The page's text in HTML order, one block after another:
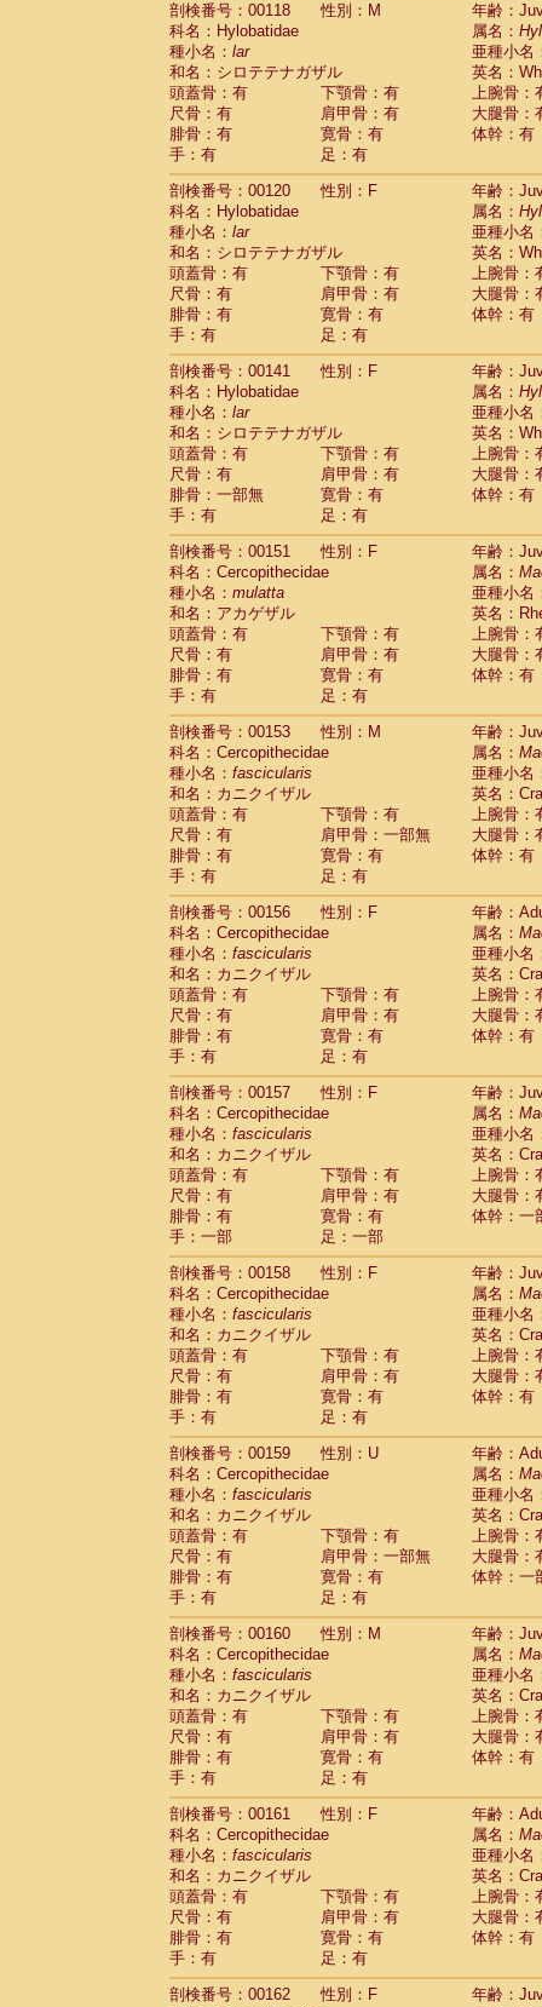
剖検番号：00118
性別：M
年齢：
科名：Hylobatidae
属名：
種小名： lar
亜種小名
和名：シロテテナガザル
英名：
頭蓋骨：有
下顎骨：有
上腕骨：
尺骨：有
肩甲骨：有
大腿骨：
腓骨：有
寛骨：有
体幹：有
手：有
足：有
剖検番号：00120
性別：F
年齢：
科名：Hylobatidae
属名：
種小名： lar
亜種小名
和名：シロテテナガザル
英名：
頭蓋骨：有
下顎骨：有
上腕骨：
尺骨：有
肩甲骨：有
大腿骨：
腓骨：有
寛骨：有
体幹：有
手：有
足：有
剖検番号：00141
性別：F
年齢：
科名：Hylobatidae
属名：
種小名： lar
亜種小名
和名：シロテテナガザル
英名：
頭蓋骨：有
下顎骨：有
上腕骨：
尺骨：有
肩甲骨：有
大腿骨：
腓骨：一部無
寛骨：有
体幹：有
手：有
足：有
剖検番号：00151
性別：F
年齢：
科名：Cercopithecidae
属名：
種小名： mulatta
亜種小名
和名：アカゲザル
英名：
頭蓋骨：有
下顎骨：有
上腕骨：
尺骨：有
肩甲骨：有
大腿骨：
腓骨：有
寛骨：有
体幹：有
手：有
足：有
剖検番号：00153
性別：M
年齢：
科名：Cercopithecidae
属名：
種小名： fascicularis
亜種小名
和名：カニクイザル
英名：
頭蓋骨：有
下顎骨：有
上腕骨：
尺骨：有
肩甲骨：一部無
大腿骨：
腓骨：有
寛骨：有
体幹：有
手：有
足：有
剖検番号：00156
性別：F
年齢：
科名：Cercopithecidae
属名：
種小名： fascicularis
亜種小名
和名：カニクイザル
英名：
頭蓋骨：有
下顎骨：有
上腕骨：
尺骨：有
肩甲骨：有
大腿骨：
腓骨：有
寛骨：有
体幹：有
手：有
足：有
剖検番号：00157
性別：F
年齢：
科名：Cercopithecidae
属名：
種小名： fascicularis
亜種小名
和名：カニクイザル
英名：
頭蓋骨：有
下顎骨：有
上腕骨：
尺骨：有
肩甲骨：有
大腿骨：
腓骨：有
寛骨：有
体幹：一
手：一部
足：一部
剖検番号：00158
性別：F
年齢：
科名：Cercopithecidae
属名：
種小名： fascicularis
亜種小名
和名：カニクイザル
英名：
頭蓋骨：有
下顎骨：有
上腕骨：
尺骨：有
肩甲骨：有
大腿骨：
腓骨：有
寛骨：有
体幹：有
手：有
足：有
剖検番号：00159
性別：U
年齢：
科名：Cercopithecidae
属名：
種小名： fascicularis
亜種小名
和名：カニクイザル
英名：
頭蓋骨：有
下顎骨：有
上腕骨：
尺骨：有
肩甲骨：一部無
大腿骨：
腓骨：有
寛骨：有
体幹：一
手：有
足：有
剖検番号：00160
性別：M
年齢：
科名：Cercopithecidae
属名：
種小名： fascicularis
亜種小名
和名：カニクイザル
英名：
頭蓋骨：有
下顎骨：有
上腕骨：
尺骨：有
肩甲骨：有
大腿骨：
腓骨：有
寛骨：有
体幹：有
手：有
足：有
剖検番号：00161
性別：F
年齢：
科名：Cercopithecidae
属名：
種小名： fascicularis
亜種小名
和名：カニクイザル
英名：
頭蓋骨：有
下顎骨：有
上腕骨：
尺骨：有
肩甲骨：有
大腿骨：
腓骨：有
寛骨：有
体幹：有
手：有
足：有
剖検番号：00162
性別：F
年齢：